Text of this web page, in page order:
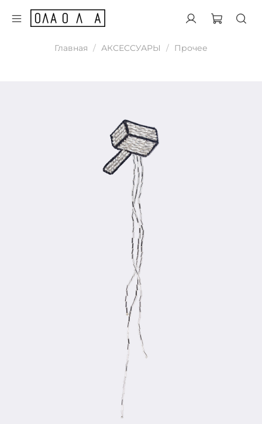
Главная АКСЕССУАРЫ Прочее